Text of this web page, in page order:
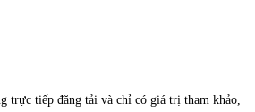
trực tiếp đăng tải và chỉ có giá trị tham khảo,